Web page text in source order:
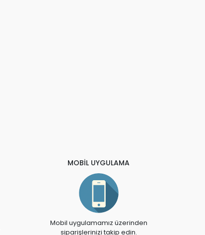
MOBİL UYGULAMA
Mobil uygulamamız üzerinden
siparişlerinizi takip edin.